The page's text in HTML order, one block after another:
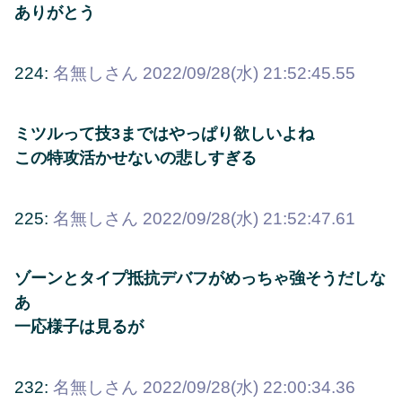
ありがとう
224: 名無しさん 2022/09/28(水) 21:52:45.55
ミツルって技3まではやっぱり欲しいよね
この特攻活かせないの悲しすぎる
225: 名無しさん 2022/09/28(水) 21:52:47.61
ゾーンとタイプ抵抗デバフがめっちゃ強そうだしな
あ
一応様子は見るが
232: 名無しさん 2022/09/28(水) 22:00:34.36